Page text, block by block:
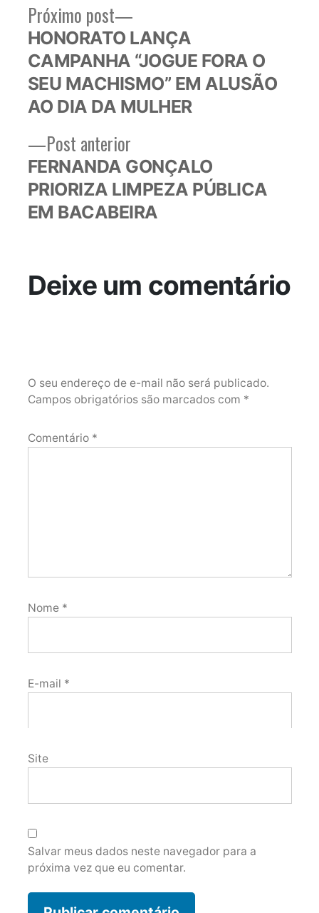
Navegação
de
Post
Post anteriorPost
anterior:
FERNANDA GONÇALO
PRIORIZA LIMPEZA PÚBLICA
EM BACABEIRA
Próximo post
Próximo
post:
HONORATO LANÇA
CAMPANHA “JOGUE FORA O
SEU MACHISMO” EM ALUSÃO
AO DIA DA MULHER
Deixe um comentário
O seu endereço de e-mail não será publicado.
Campos obrigatórios são marcados com *
Comentário *
Nome *
E-mail *
Site
Salvar meus dados neste navegador para a
próxima vez que eu comentar.